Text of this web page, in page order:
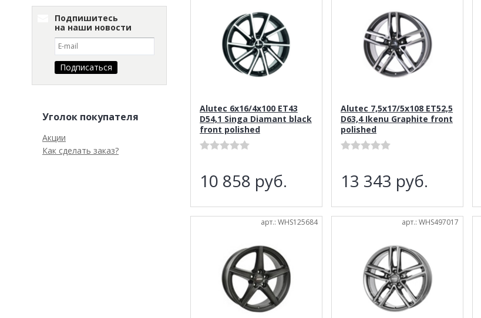
Подпишитесь
на наши новости
Уголок покупателя
Акции
Как сделать заказ?
Alutec 6x16/4x100 ET43
D54,1 Singa Diamant black
front polished
10 858 руб.
Alutec 7,5x17/5x108 ET52,5
D63,4 Ikenu Graphite front
polished
13 343 руб.
арт.: WHS125684 арт.: WHS497017